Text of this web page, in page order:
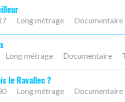
Long métrage Documentaire
Long métrage Documentaire
le Ravallec ?
Long métrage Documentaire